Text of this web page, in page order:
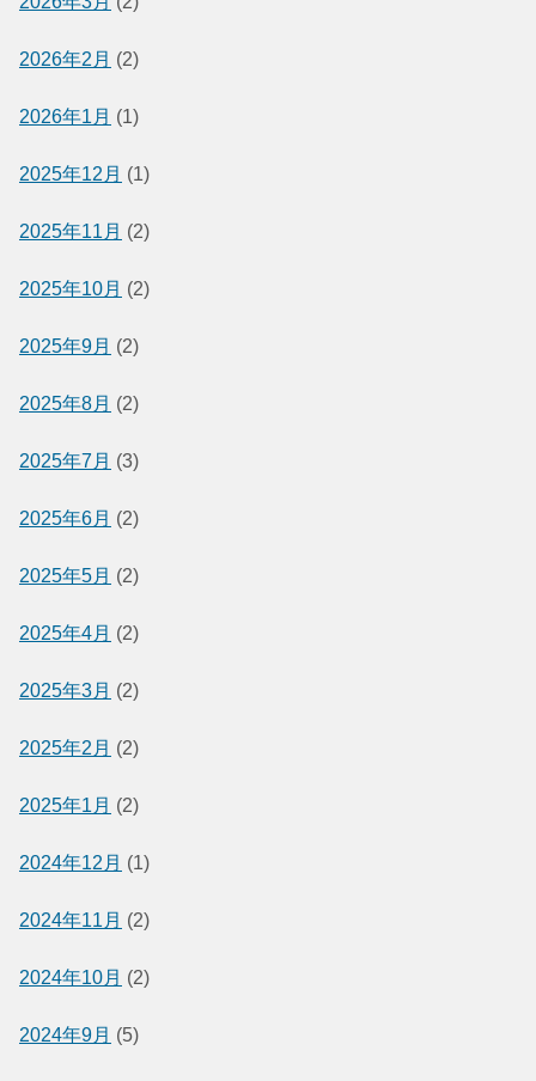
2026年2月 (2)
2026年1月 (1)
2025年12月 (1)
2025年11月 (2)
2025年10月 (2)
2025年9月 (2)
2025年8月 (2)
2025年7月 (3)
2025年6月 (2)
2025年5月 (2)
2025年4月 (2)
2025年3月 (2)
2025年2月 (2)
2025年1月 (2)
2024年12月 (1)
2024年11月 (2)
2024年10月 (2)
2024年9月 (5)